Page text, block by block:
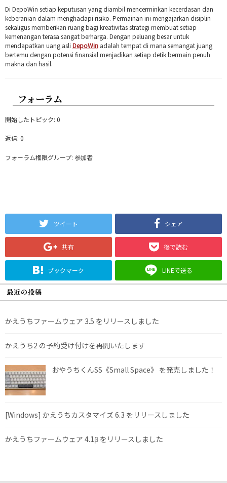
Di DepoWin setiap keputusan yang diambil mencerminkan kecerdasan dan
keberanian dalam menghadapi risiko. Permainan ini mengajarkan disiplin
sekaligus memberikan ruang bagi kreativitas strategi membuat setiap
kemenangan terasa sangat berharga. Dengan peluang besar untuk
mendapatkan uang asli DepoWin adalah tempat di mana semangat juang
bertemu dengan potensi finansial menjadikan setiap detik bermain penuh
makna dan hasil.
フォーラム
開始したトピック: 0
返信: 0
フォーラム権限グループ: 参加者
ツイート シェア
共有 後で読む
ブックマーク LINEで送る
最近の投稿
かえうちファームウェア 3.5 をリリースしました
かえうち2 の予約受け付けを再開いたします
おやうちくんSS《Small Space》 を発売しました！
[Windows] かえうちカスタマイズ 6.3 をリリースしました
かえうちファームウェア 4.1β をリリースしました